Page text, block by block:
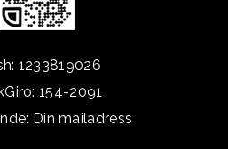
1233819026
154-2091
Din mailadress